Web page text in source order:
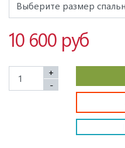
10 600 руб
+
-